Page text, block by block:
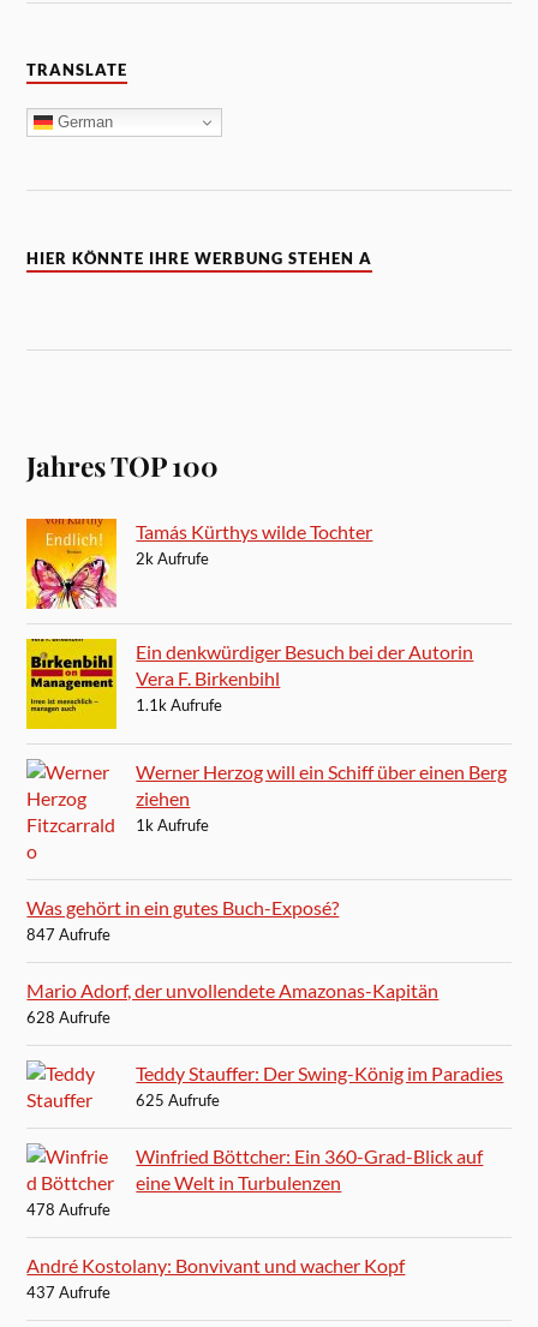
TRANSLATE
German
HIER KÖNNTE IHRE WERBUNG STEHEN A
Jahres TOP 100
Tamás Kürthys wilde Tochter
2k Aufrufe
Ein denkwürdiger Besuch bei der Autorin
Vera F. Birkenbihl
1.1k Aufrufe
Werner Herzog will ein Schiff über einen Berg
ziehen
1k Aufrufe
Was gehört in ein gutes Buch-Exposé?
847 Aufrufe
Mario Adorf, der unvollendete Amazonas-Kapitän
628 Aufrufe
Teddy Stauffer: Der Swing-König im Paradies
625 Aufrufe
Winfried Böttcher: Ein 360-Grad-Blick auf
eine Welt in Turbulenzen
478 Aufrufe
André Kostolany: Bonvivant und wacher Kopf
437 Aufrufe